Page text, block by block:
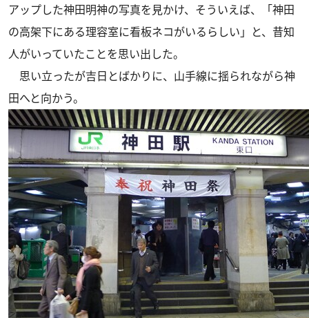
アップした神田明神の写真を見かけ、そういえば、「神田
の高架下にある理容室に看板ネコがいるらしい」と、昔知
人がいっていたことを思い出した。
思い立ったが吉日とばかりに、山手線に揺られながら神
田へと向かう。